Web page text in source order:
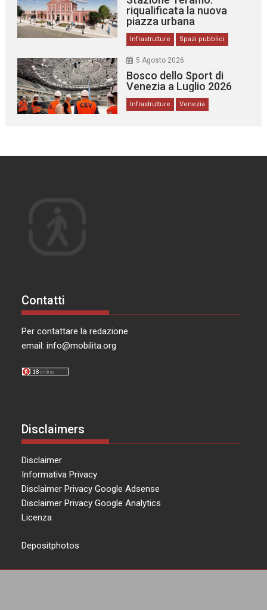
riqualificata la nuova
piazza urbana
Infrastrutture Spazi pubblici
5 Agosto 2026
Bosco dello Sport di
Venezia a Luglio 2026
Infrastrutture Venezia
Contatti
Per contattare la redazione
email:info@mobilita.org
Disclaimers
Disclaimer
Informativa Privacy
Disclaimer Privacy Google Adsense
Disclaimer Privacy Google Analytics
Licenza
Depositphotos